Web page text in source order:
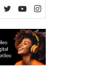
YouTube
Twitter
Facebook